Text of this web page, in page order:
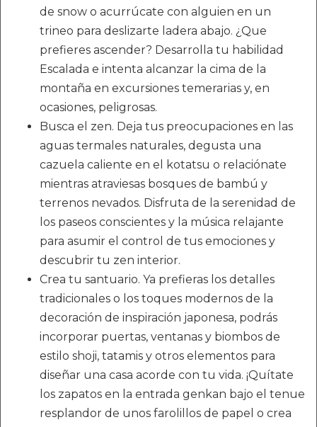
de snow o acurrúcate con alguien en un
trineo para deslizarte ladera abajo. ¿Que
prefieres ascender? Desarrolla tu habilidad
Escalada e intenta alcanzar la cima de la
montaña en excursiones temerarias y, en
ocasiones, peligrosas.
Busca el zen. Deja tus preocupaciones en las
aguas termales naturales, degusta una
cazuela caliente en el kotatsu o relaciónate
mientras atraviesas bosques de bambú y
terrenos nevados. Disfruta de la serenidad de
los paseos conscientes y la música relajante
para asumir el control de tus emociones y
descubrir tu zen interior.
Crea tu santuario. Ya prefieras los detalles
tradicionales o los toques modernos de la
decoración de inspiración japonesa, podrás
incorporar puertas, ventanas y biombos de
estilo shoji, tatamis y otros elementos para
diseñar una casa acorde con tu vida. ¡Quítate
los zapatos en la entrada genkan bajo el tenue
resplandor de unos farolillos de papel o crea